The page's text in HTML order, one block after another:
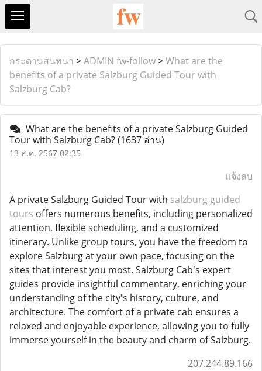
กระดานสนทนา >ADMIN fw-follow>What are the
benefits of a private Salzburg Guided Tour with
Salzburg Cab?
What are the benefits of a private Salzburg Guided
Tour with Salzburg Cab?(1637 อ่าน)
13 ส.ค. 2567 02:35
แจ้งลบ
A private Salzburg Guided Tour with salzburg guided
tours offers numerous benefits, including personalized
attention, flexible scheduling, and a customized
itinerary. Unlike group tours, you have the freedom to
explore Salzburg at your own pace, focusing on the
sites that interest you most. Salzburg Cab's expert
guides provide insightful commentary, enriching your
understanding of the city's history, culture, and
architecture. The comfort of a private cab ensures a
relaxed and enjoyable experience, allowing you to fully
immerse yourself in the beauty and charm of Salzburg.
207.244.89.166